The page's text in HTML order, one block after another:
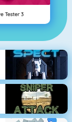
Tester 3